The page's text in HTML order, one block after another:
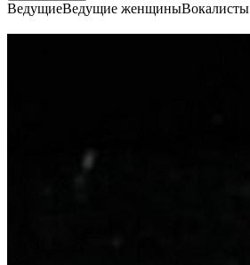
ВедущиеВедущие женщиныВокалисты